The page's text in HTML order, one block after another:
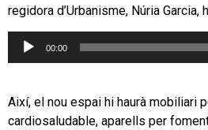
regidora d’Urbanisme, Núria Garcia,
Reproductor
00:00
Així, el nou espai hi haurà mobiliari
cardiosaludable, aparells per